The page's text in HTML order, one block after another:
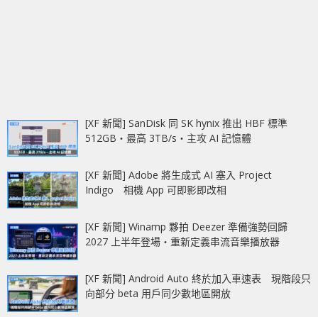
[XF 新聞] SanDisk 同 SK hynix 推出 HBF 標準
512GB‧最高 3TB/s‧主攻 AI 記憶體
[XF 新聞] Adobe 將生成式 AI 塞入 Project
Indigo 相機 App 可即影即改相
[XF 新聞] Winamp 夥拍 Deezer 準備強勢回歸
2027 上半年登場‧重新定義串流音樂播放器
[XF 新聞] Android Auto 終於加入車速表 現階段只
向部分 beta 用戶同少數地區開放